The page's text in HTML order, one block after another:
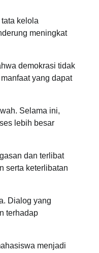
kelola
meningkat
demokrasi tidak
yang dapat
Selama ini,
lebih besar
dan terlibat
serta keterlibatan
Dialog yang
terhadap
menjadi